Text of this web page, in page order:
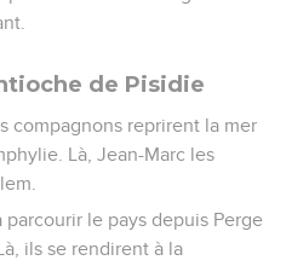
de Pisidie
compagnons reprirent la mer
Là, Jean-Marc les
le pays depuis Perge
ils se rendirent à la